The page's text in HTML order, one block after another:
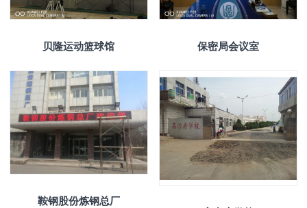
贝隆运动篮球馆 保密局会议室
鞍钢股份炼钢总厂